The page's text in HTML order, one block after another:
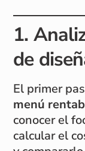
1.
de
El primer
menú
conocer el
calcular el